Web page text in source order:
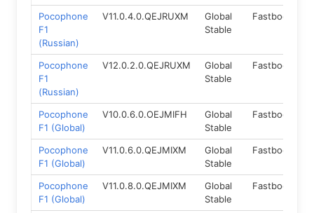
Pocophone
F1
(Russian)
V11.0.4.0.QEJRUXM
Global
Stable
Fastboot
Pocophone
F1
(Russian)
V12.0.2.0.QEJRUXM
Global
Stable
Fastboot
Pocophone
F1 (Global)
V10.0.6.0.OEJMIFH
Global
Stable
Fastboot
Pocophone
F1 (Global)
V11.0.6.0.QEJMIXM
Global
Stable
Fastboot
Pocophone
F1 (Global)
V11.0.8.0.QEJMIXM
Global
Stable
Fastboot